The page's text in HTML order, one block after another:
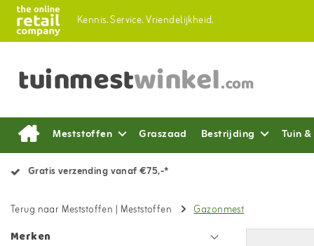
Kennis.Service.Vriendelijkheid.
Meststoffen Graszaad Bestrijding Tuin
Gratis verzending vanaf €75,-*
Terug naar Meststoffen | Meststoffen Gazonmest
Merken